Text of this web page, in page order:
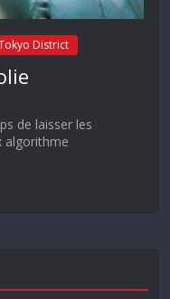
District
de laisser les
algorithme